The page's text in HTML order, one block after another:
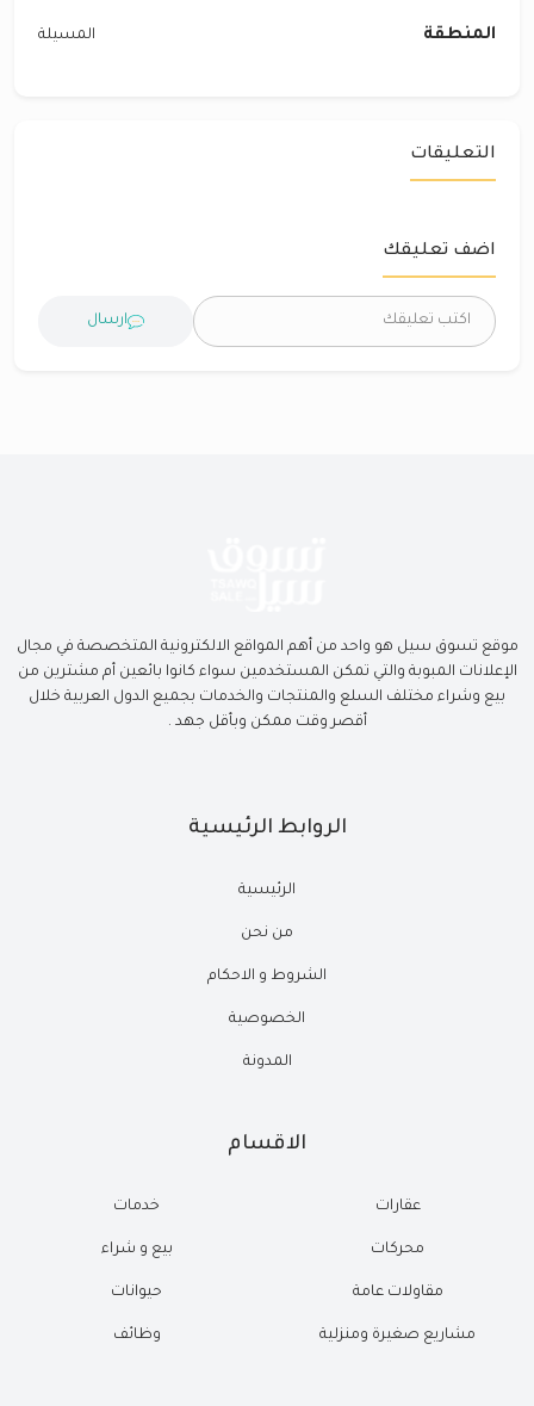
المنطقة المسيلة
التعليقات
اضف تعليقك
ارسال
موقع تسوق سيل هو واحد من أهم المواقع الالكترونية المتخصصة في مجال
الإعلانات المبوبة والتي تمكن المستخدمين سواء كانوا بائعين أم مشترين من
بيع وشراء مختلف السلع والمنتجات والخدمات بجميع الدول العربية خلال
أقصر وقت ممكن وبأقل جهد .
الروابط الرئيسية
الرئيسية
من نحن
الشروط و الاحكام
الخصوصية
المدونة
الاقسام
عقارات
محركات
مقاولات عامة
مشاريع صغيرة ومنزلية
خدمات
بيع و شراء
حيوانات
وظائف